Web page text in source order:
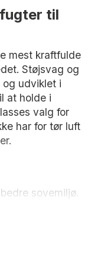
til
mest kraftfulde
Støjsvag og
og udviklet i
at holde i
valg for
har for tør luft
sovemiljø.